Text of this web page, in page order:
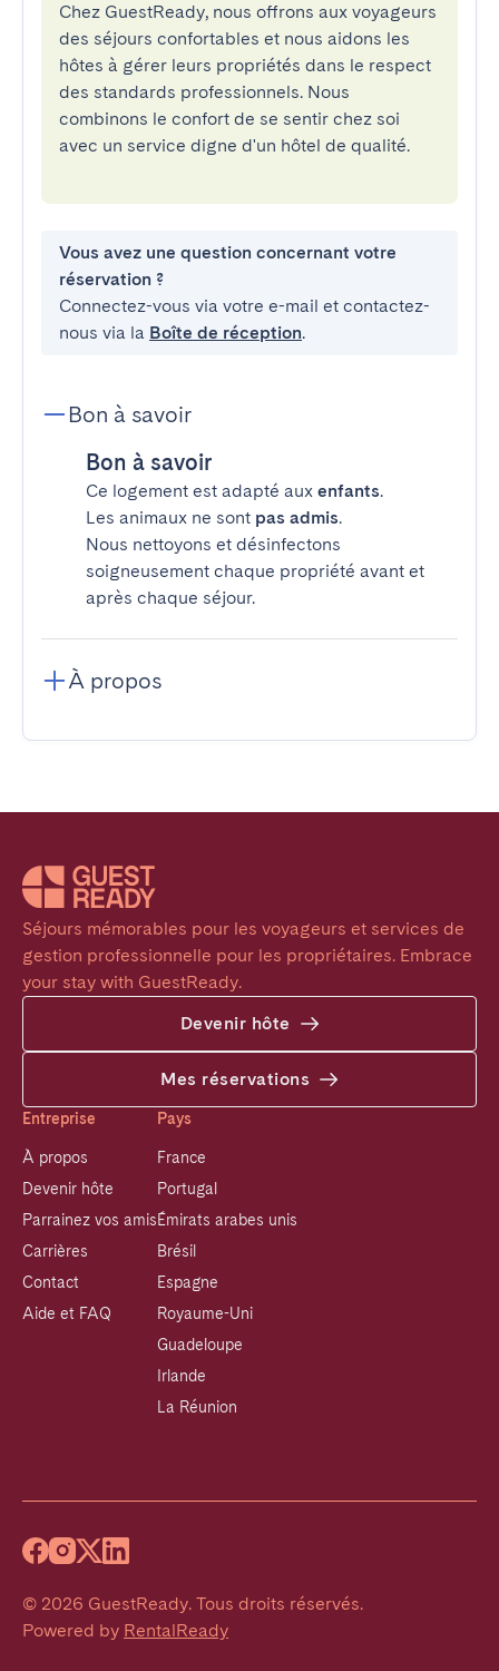
Chez GuestReady, nous offrons aux voyageurs
des séjours confortables et nous aidons les
hôtes à gérer leurs propriétés dans le respect
des standards professionnels. Nous
combinons le confort de se sentir chez soi
avec un service digne d'un hôtel de qualité.
Vous avez une question concernant votre
réservation ?
Connectez-vous via votre e-mail et contactez-
nous via la Boîte de réception.
Bon à savoir
Bon à savoir
Ce logement est adapté aux enfants.
Les animaux ne sont pas admis.
Nous nettoyons et désinfectons
soigneusement chaque propriété avant et
après chaque séjour.
À propos
Séjours mémorables pour les voyageurs et services de
gestion professionnelle pour les propriétaires. Embrace
your stay with GuestReady.
Devenir hôte
Mes réservations
Entreprise
À propos
Devenir hôte
Parrainez vos amis
Carrières
Contact
Aide et FAQ
Pays
France
Portugal
Émirats arabes unis
Brésil
Espagne
Royaume-Uni
Guadeloupe
Irlande
La Réunion
© 2026 GuestReady. Tous droits réservés.
Powered by RentalReady